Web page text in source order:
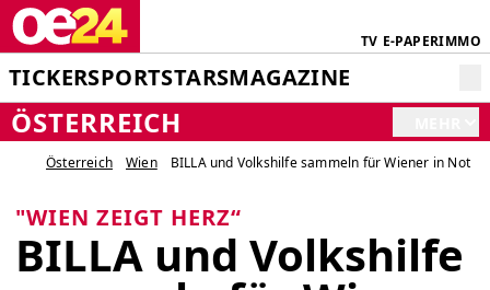
TV E-PAPERIMMO
TICKERSPORTSTARSMAGAZINE
ÖSTERREICH
Österreich Wien BILLA und Volkshilfe sammeln für Wiener in Not
"WIEN ZEIGT HERZ“
BILLA und Volkshilfe